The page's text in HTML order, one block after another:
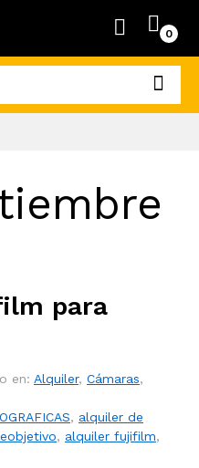
0
para
en: Alquiler, Cámaras,
, alquiler de
, alquiler fujifilm,